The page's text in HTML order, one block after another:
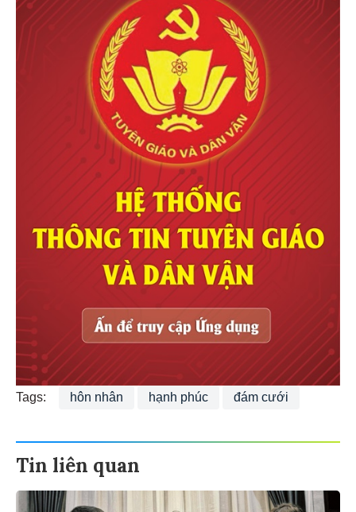
Tags: hôn nhân hạnh phúc đám cưới
Tin liên quan